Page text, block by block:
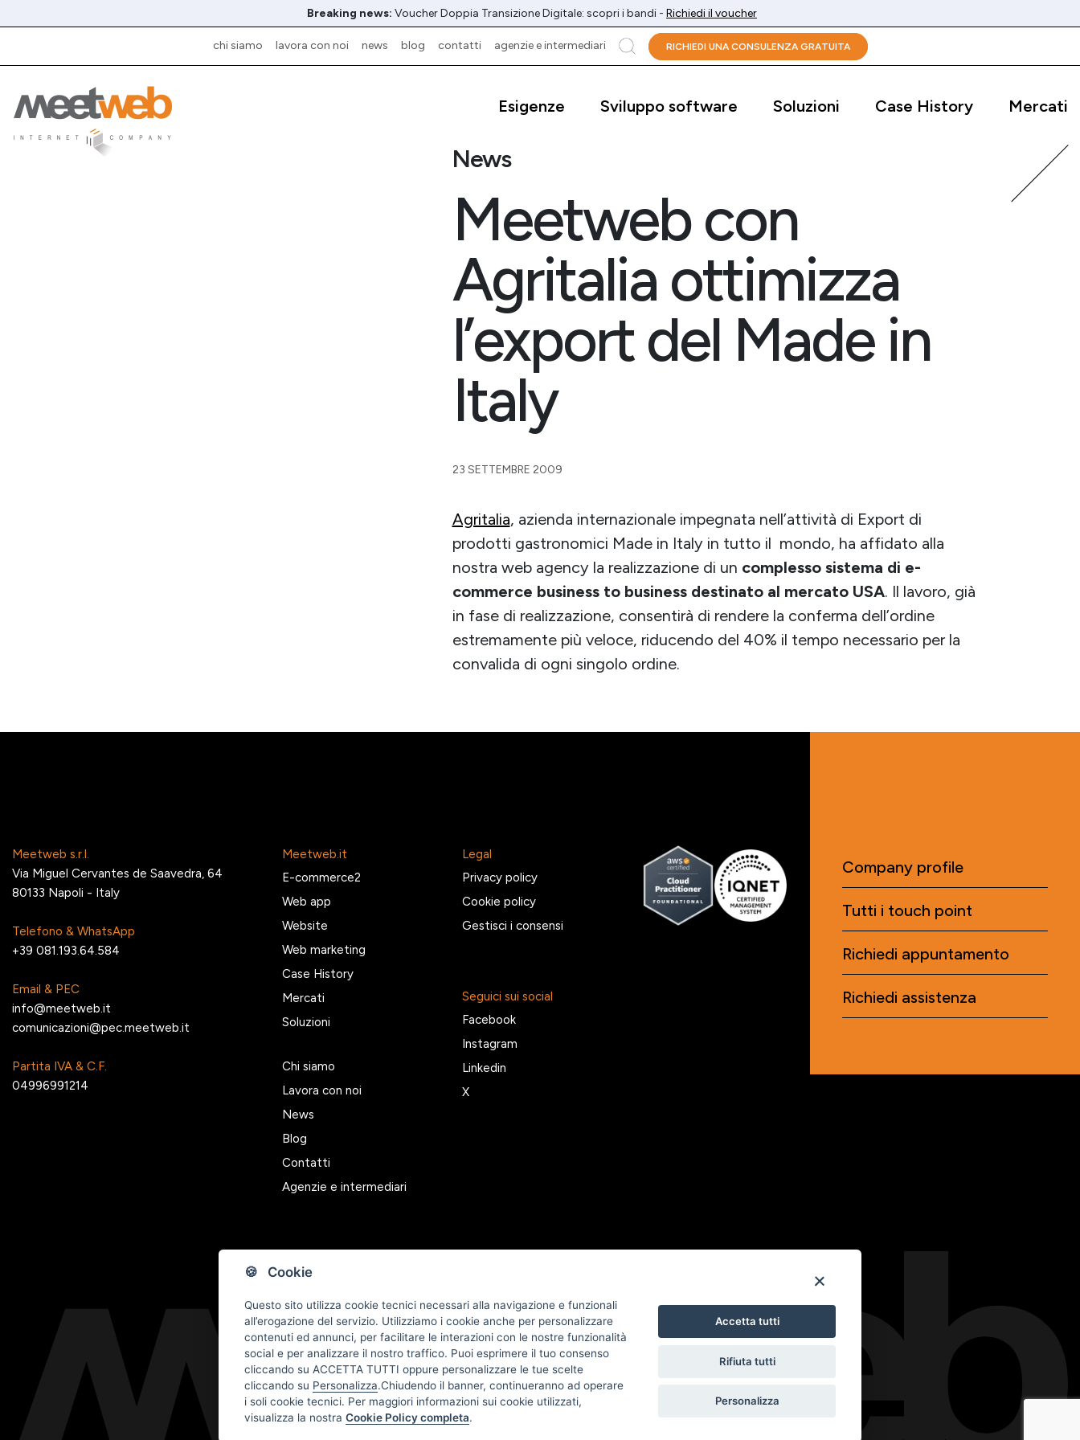
🍪 Cookie
Questo sito utilizza cookie tecnici necessari alla navigazione e funzionali
all’erogazione del servizio. Utilizziamo i cookie anche per personalizzare
contenuti ed annunci, per facilitare le interazioni con le nostre funzionalità
social e per analizzare il nostro traffico. Puoi esprimere il tuo consenso
cliccando su ACCETTA TUTTI oppure personalizzare le tue scelte
cliccando su Personalizza.Chiudendo il banner, continueranno ad operare
i soli cookie tecnici. Per maggiori informazioni sui cookie utilizzati,
visualizza la nostra Cookie Policy completa.
Accetta tutti
Rifiuta tutti
Personalizza
Breaking news: Voucher Doppia Transizione Digitale: scopri i bandi - Richiedi il voucher
chi siamo lavora con noi news blog contatti agenzie e intermediari cerca
RICHIEDI UNA CONSULENZA GRATUITA
Esigenze Sviluppo software Soluzioni Case History Mercati
News
Meetweb con
Agritalia ottimizza
l’export del Made in
Italy
23 SETTEMBRE 2009
Agritalia, azienda internazionale impegnata nell’attività di Export di
prodotti gastronomici Made in Italy in tutto il mondo, ha affidato alla
nostra web agency la realizzazione di un complesso sistema di e-
commerce business to business destinato al mercato USA. Il lavoro, già
in fase di realizzazione, consentirà di rendere la conferma dell’ordine
estremamente più veloce, riducendo del 40% il tempo necessario per la
convalida di ogni singolo ordine.
Meetweb s.r.l.
Via Miguel Cervantes de Saavedra, 64
80133 Napoli - Italy
Telefono & WhatsApp
+39 081.193.64.584
Email & PEC
info@meetweb.it
comunicazioni@pec.meetweb.it
Partita IVA & C.F.
04996991214
Meetweb.it
E-commerce2
Web app
Website
Web marketing
Case History
Mercati
Soluzioni
Chi siamo
Lavora con noi
News
Blog
Contatti
Agenzie e intermediari
Legal
Privacy policy
Cookie policy
Gestisci i consensi
Seguici sui social
Facebook
Instagram
Linkedin
X
Company profile
Tutti i touch point
Richiedi appuntamento
Richiedi assistenza